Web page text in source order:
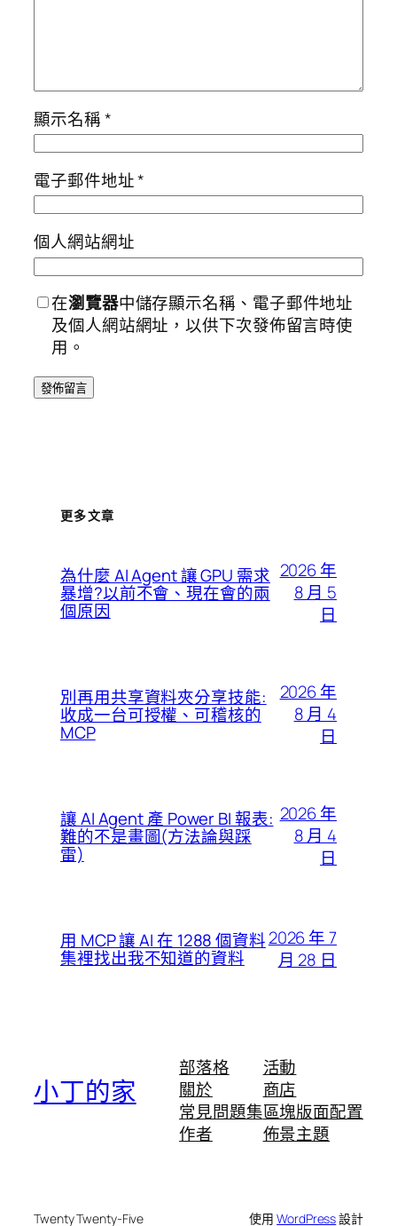
顯示名稱*
電子郵件地址*
個人網站網址
在瀏覽器中儲存顯示名稱、電子郵件地址
及個人網站網址，以供下次發佈留言時使
用。
更多文章
為什麼 AI Agent 讓 GPU 需求
暴增?以前不會、現在會的兩
個原因
2026 年
8 月 5
日
別再用共享資料夾分享技能:
收成一台可授權、可稽核的
MCP
2026 年
8 月 4
日
讓 AI Agent 產 Power BI 報表:
難的不是畫圖(方法論與踩
雷)
2026 年
8 月 4
日
用 MCP 讓 AI 在 1288 個資料
集裡找出我不知道的資料
2026 年 7
月 28 日
小丁的家
部落格
關於
常見問題集
作者
活動
商店
區塊版面配置
佈景主題
Twenty Twenty-Five 使用WordPress設計